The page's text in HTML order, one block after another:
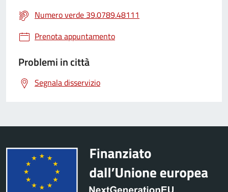
Numero verde 39.0789.48111
Prenota appuntamento
Problemi in città
Segnala disservizio